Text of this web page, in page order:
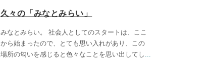
久々の「みなとみらい」
みなとみらい。 社会人としてのスタートは、ここ
から始まったので、とても思い入れがあり、この
場所の匂いを感じると色々なことを思い出してし ...